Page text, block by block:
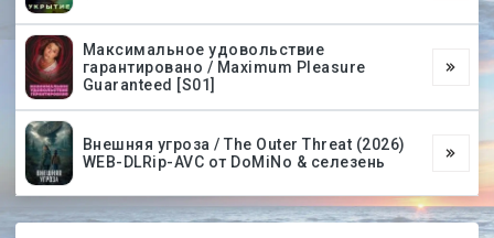
Максимальное удовольствие
гарантировано / Maximum Pleasure
Guaranteed [S01]
Внешняя угроза / The Outer Threat (2026)
WEB-DLRip-AVC от DoMiNo & селезень